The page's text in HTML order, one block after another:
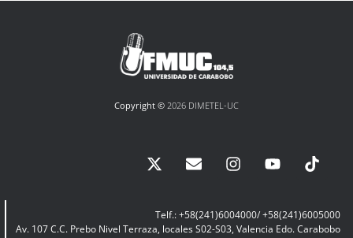
Copyright © 2026 DIMETEL-UC
Telf.: +58(241)6004000/ +58(241)6005000
Av. 107 C.C. Prebo Nivel Terraza, locales S02-S03, Valencia Edo. Carabobo